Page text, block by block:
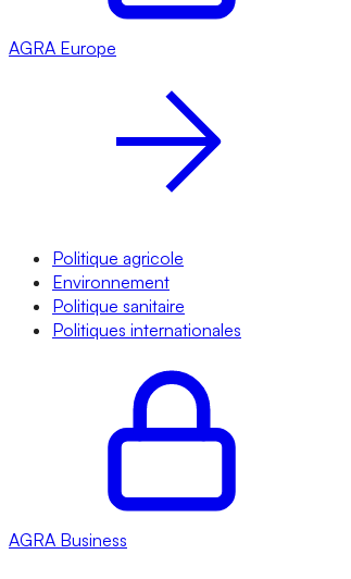
AGRA Europe
Politique agricole
Environnement
Politique sanitaire
Politiques internationales
AGRA Business